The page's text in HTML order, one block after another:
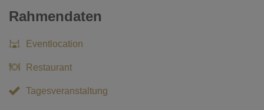
Rahmendaten
Eventlocation
Restaurant
Tagesveranstaltung